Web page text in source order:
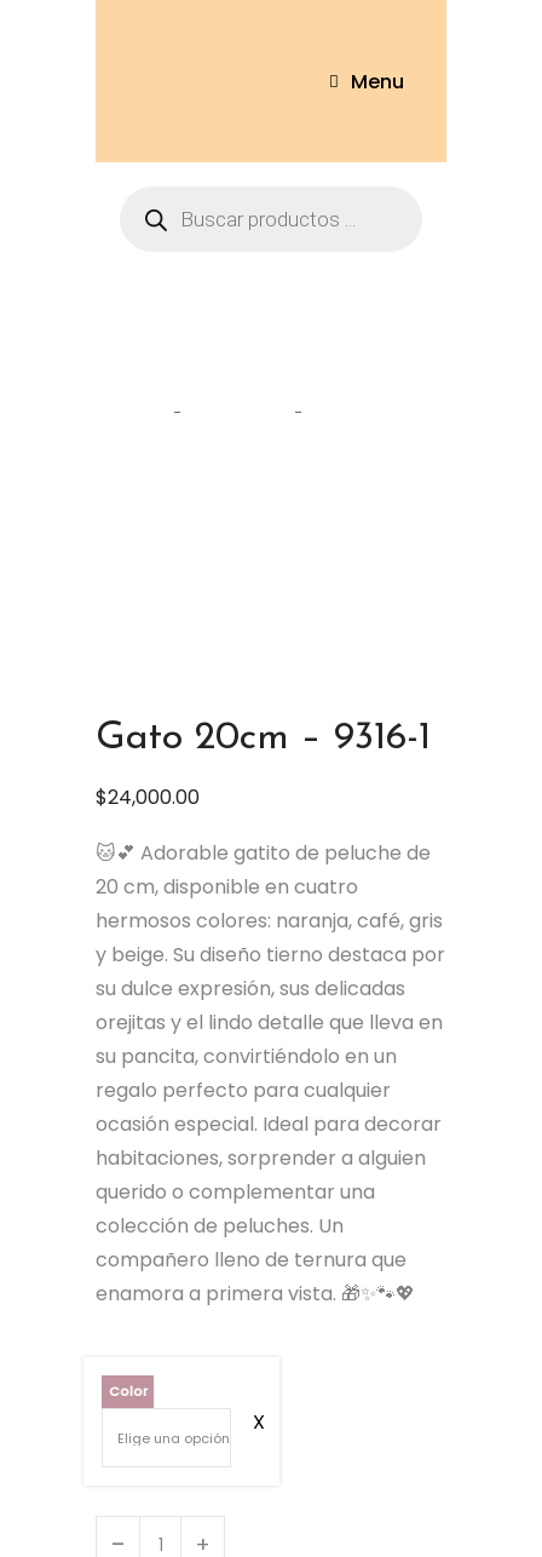
Menu
Gato 20cm – 9316-1
$24,000.00
🐱💕 Adorable gatito de peluche de
20 cm, disponible en cuatro
hermosos colores: naranja, café, gris
y beige. Su diseño tierno destaca por
su dulce expresión, sus delicadas
orejitas y el lindo detalle que lleva en
su pancita, convirtiéndolo en un
regalo perfecto para cualquier
ocasión especial. Ideal para decorar
habitaciones, sorprender a alguien
querido o complementar una
colección de peluches. Un
compañero lleno de ternura que
enamora a primera vista. 🎁✨🐾💖
Color